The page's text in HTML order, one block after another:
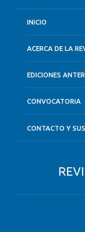
INICIO
ACERCA DE LA
EDICIONES
CONVOCATORIA
CONTACTO Y